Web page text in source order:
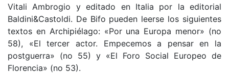
Vitali Ambrogio y editado en Italia por la editorial
Baldini&Castoldi. De Bifo pueden leerse los siguientes
textos en Archipiélago: «Por una Europa menor» (no
58), «El tercer actor. Empecemos a pensar en la
postguerra» (no 55) y «El Foro Social Europeo de
Florencia» (no 53).